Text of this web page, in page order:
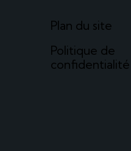
Plan du site
Politique de
confidentialité